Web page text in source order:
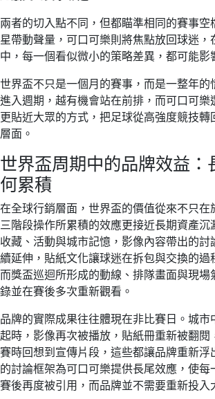
兩者的切入點不同，但都瞄準相同的賽事
星帶動聲量，可口可樂則將焦點放回球迷，
中，每一個看似微小的策略差異，都可能影
世界盃不只是一個月的賽事，而是一整年的
進入週期，越有機會站在前排，而可口可樂
更貼近大眾的方式，把足球從高強度競技
層面。
世界盃周期中的品牌效益：
何累積
在全球行銷層面，世界盃的價值從來不只在
三階段操作所累積的效應更接近長期資產沉
收藏、活動與城市記憶，影像內容帶出的
續延伸，貼紙文化讓球迷在拆包與交換的過
而獎盃巡迴所形成的動線、排隊畫面與現場
錄並在賽後多次重新觀看。
品牌的實際成果往往體現在非比賽日。城市
起時，影像再次被播放，貼紙冊重新被翻閱
賽時回想到宣傳片段，這些都讓品牌重新浮
的討論框架為可口可樂提供長尾效應，使每
賽後再度被引用，而品牌並不需要重新投入